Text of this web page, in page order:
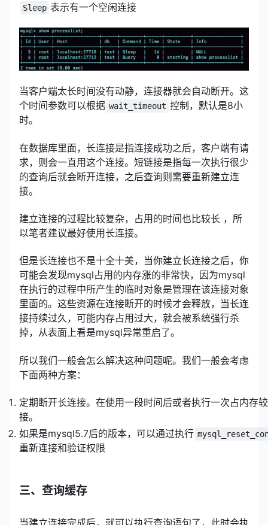
Sleep 表示有一个空闲连接
当客户端太长时间没有动静，连接器就会自动断开。这
个时间参数可以根据 wait_timeout 控制，默认是8小
时。
在数据库里面，长连接是指连接成功之后，客户端有请
求，则会一直用这个连接。短链接是指每一次执行很少
的查询后就会断开连接，之后查询则需要重新建立连
接。
建立连接的过程比较复杂，占用的时间也比较长 ，所
以笔者建议最好使用长连接。
但是长连接也不是十全十美，当你建立长连接之后，你
可能会发现mysql占用的内存涨的非常快，因为mysql
在执行的过程中所产生的临时对象是管理在该连接对象
里面的。这些资源在连接断开的时候才会释放，当长连
接持续过久，可能内存占用过大，就会被系统强行杀
掉，从表面上看是mysql异常重启了。
所以我们一般会怎么解决这种问题呢。我们一般会考虑
下面两种方案：
定期断开长连接。在使用一段时间后或者执行一次占内存
接。
如果是mysql5.7后的版本，可以通过执行
重新连接和验证权限
三、查询缓存